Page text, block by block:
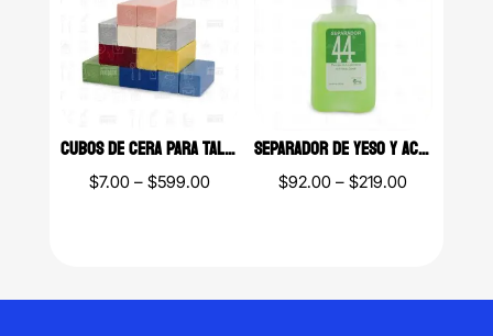
CUBOS DE CERA PARA TALLADO DENTI-CAST
$7.00 – $599.00Price
$599.00
SEPARADOR DE YESO Y ACRILICO 44 (250ML/1L)
$92.00 – $219.00Price
$219.00